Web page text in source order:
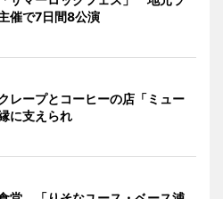
催で7日間8公演
レープとコーヒーの店「ミュー
に支えられ